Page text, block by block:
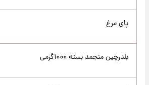
پای مرغ
بلدرچین منجمد بسته ۱۰۰۰گرمی